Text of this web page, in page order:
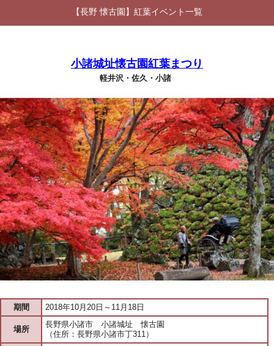
【長野 懐古園】紅葉イベント一覧
小諸城址懐古園紅葉まつり
軽井沢・佐久・小諸
期間 2018年10月20日～11月18日
場所
長野県小諸市 小諸城址 懐古園
（住所：長野県小諸市丁311）